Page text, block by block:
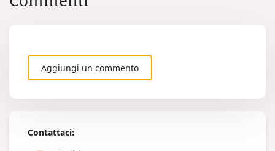
Contattaci:
occorre svolgere il tirocinio o
Aggiungi un commento